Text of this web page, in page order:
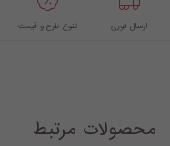
ارسال فوری تنوع طرح و قیمت
محصولات مرتبط